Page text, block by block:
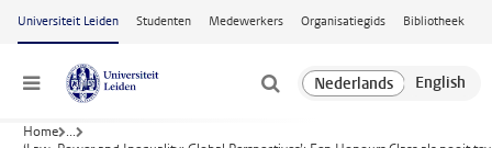
Ga naar hoofdinhoud
Universiteit Leiden Studenten Medewerkers Organisatiegids Bibliotheek
Menu
Home ...